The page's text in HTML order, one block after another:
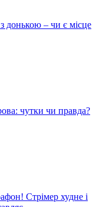
донькою – чи є місце
чутки чи правда?
Стрімер худне і